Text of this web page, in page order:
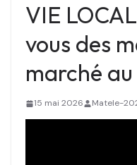
VIE
vous des
marché
15 mai 2026 Matele-